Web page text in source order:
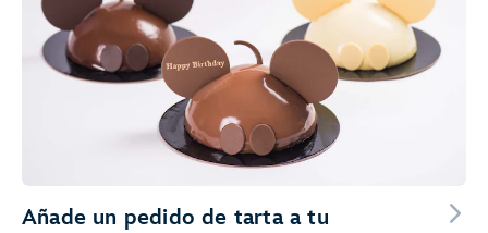
Añade un pedido de tarta a tu